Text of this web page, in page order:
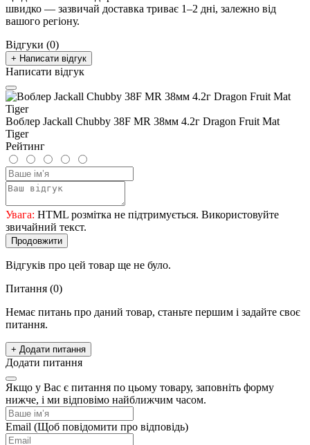
швидко — зазвичай доставка триває 1–2 дні, залежно від
вашого регіону.
Відгуки (0)
+ Написати відгук
Написати відгук
Воблер Jackall Chubby 38F MR 38мм 4.2г Dragon Fruit Mat
Tiger
Рейтинг
Увага: HTML розмітка не підтримується. Використовуйте
звичайний текст.
Продовжити
Відгуків про цей товар ще не було.
Питання (0)
Немає питань про даний товар, станьте першим і задайте своє
питання.
+ Додати питання
Додати питання
Якщо у Вас є питання по цьому товару, заповніть форму
нижче, і ми відповімо найближчим часом.
Email (Щоб повідомити про відповідь)